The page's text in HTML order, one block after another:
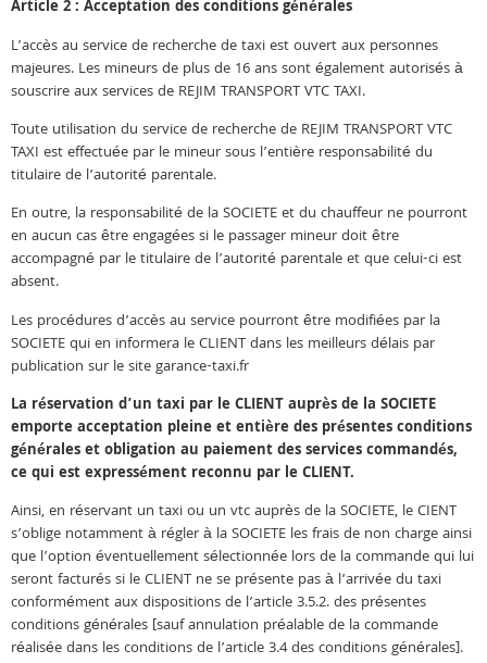
Article 2 : Acceptation des conditions générales
L’accès au service de recherche de taxi est ouvert aux personnes
majeures. Les mineurs de plus de 16 ans sont également autorisés à
souscrire aux services de REJIM TRANSPORT VTC TAXI.
Toute utilisation du service de recherche de REJIM TRANSPORT VTC
TAXI est effectuée par le mineur sous l’entière responsabilité du
titulaire de l’autorité parentale.
En outre, la responsabilité de la SOCIETE et du chauffeur ne pourront
en aucun cas être engagées si le passager mineur doit être
accompagné par le titulaire de l’autorité parentale et que celui-ci est
absent.
Les procédures d’accès au service pourront être modifiées par la
SOCIETE qui en informera le CLIENT dans les meilleurs délais par
publication sur le site garance-taxi.fr
La réservation d’un taxi par le CLIENT auprès de la SOCIETE
emporte acceptation pleine et entière des présentes conditions
générales et obligation au paiement des services commandés,
ce qui est expressément reconnu par le CLIENT.
Ainsi, en réservant un taxi ou un vtc auprès de la SOCIETE, le CIENT
s’oblige notamment à régler à la SOCIETE les frais de non charge ainsi
que l’option éventuellement sélectionnée lors de la commande qui lui
seront facturés si le CLIENT ne se présente pas à l’arrivée du taxi
conformément aux dispositions de l’article 3.5.2. des présentes
conditions générales [sauf annulation préalable de la commande
réalisée dans les conditions de l’article 3.4 des conditions générales].